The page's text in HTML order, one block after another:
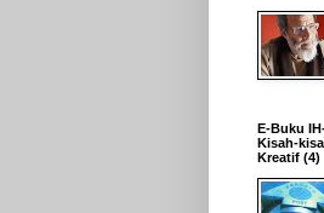
E-Buku
Kisah-
Kreatif (4)